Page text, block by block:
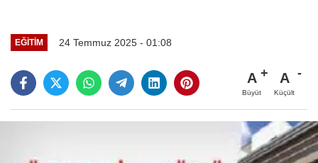
EĞİTİM 24 Temmuz 2025 - 01:08
A
Büyüt
A
Küçült